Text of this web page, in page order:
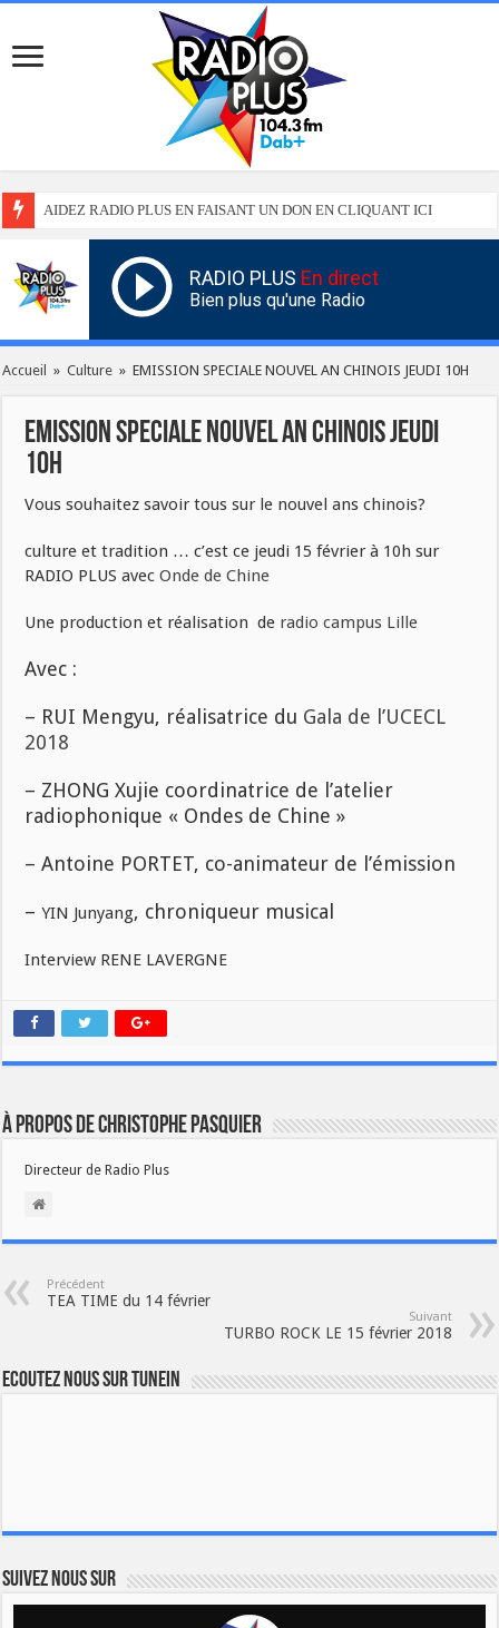
AIDEZ RADIO PLUS EN FAISANT UN DON EN CLIQUANT ICI
RADIO PLUS En direct
Bien plus qu'une Radio
Accueil » Culture » EMISSION SPECIALE NOUVEL AN CHINOIS JEUDI 10H
EMISSION SPECIALE NOUVEL AN CHINOIS JEUDI
10H
Vous souhaitez savoir tous sur le nouvel ans chinois?
culture et tradition … c’est ce jeudi 15 février à 10h sur
RADIO PLUS avec Onde de Chine
Une production et réalisation de radio campus Lille
Avec :
– RUI Mengyu, réalisatrice du Gala de l’UCECL
2018
– ZHONG Xujie coordinatrice de l’atelier
radiophonique « Ondes de Chine »
– Antoine PORTET, co-animateur de l’émission
–YIN Junyang, chroniqueur musical
Interview RENE LAVERGNE
À propos de Christophe PASQUIER
Directeur de Radio Plus
Précédent
TEA TIME du 14 février
Suivant
TURBO ROCK LE 15 février 2018
Ecoutez nous sur TuneIn
Suivez nous sur